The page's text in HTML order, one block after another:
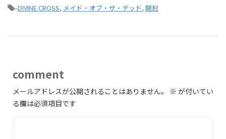
-DIVINE CROSS, メイド・オブ・ザ・デッド, 開封
comment
メールアドレスが公開されることはありません。 ※ が付いてい
る欄は必須項目です